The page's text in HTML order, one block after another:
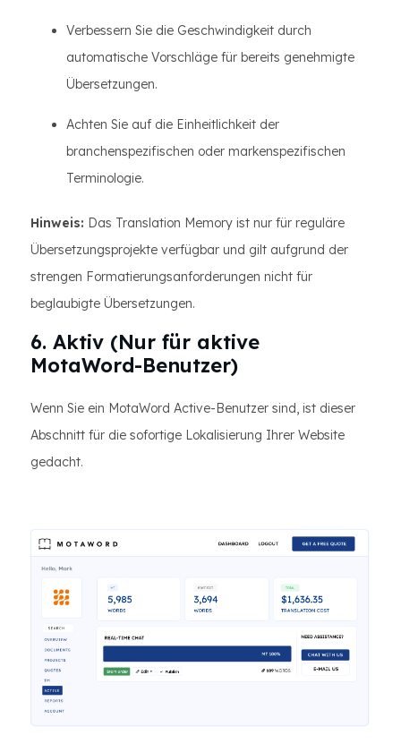
Verbessern Sie die Geschwindigkeit durch
automatische Vorschläge für bereits genehmigte
Übersetzungen.
Achten Sie auf die Einheitlichkeit der
branchenspezifischen oder markenspezifischen
Terminologie.
Hinweis: Das Translation Memory ist nur für reguläre
Übersetzungsprojekte verfügbar und gilt aufgrund der
strengen Formatierungsanforderungen nicht für
beglaubigte Übersetzungen.
6. Aktiv (Nur für aktive
MotaWord-Benutzer)
Wenn Sie ein MotaWord Active-Benutzer sind, ist dieser
Abschnitt für die sofortige Lokalisierung Ihrer Website
gedacht.